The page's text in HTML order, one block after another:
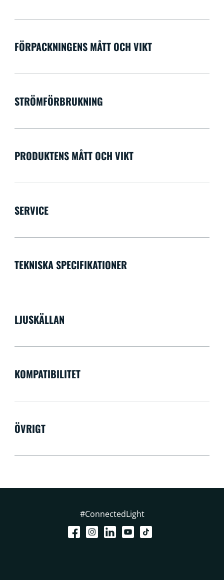
FÖRPACKNINGENS MÅTT OCH VIKT
STRÖMFÖRBRUKNING
PRODUKTENS MÅTT OCH VIKT
SERVICE
TEKNISKA SPECIFIKATIONER
LJUSKÄLLAN
KOMPATIBILITET
ÖVRIGT
#ConnectedLight